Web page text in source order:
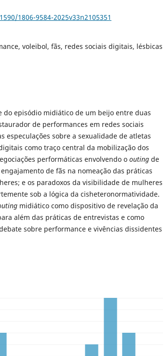
1806-9584-2025v33n2105351
voleibol, fãs, redes sociais digitais, lésbicas
do episódio midiático de um beijo entre duas
de performances em redes sociais
especulações sobre a sexualidade de atletas
como traço central da mobilização dos
performáticas envolvendo o outing de
engajamento de fãs na nomeação das práticas
e os paradoxos da visibilidade de mulheres
sob a lógica da cisheteronormatividade.
midiático como dispositivo de revelação da
além das práticas de entrevistas e como
sobre performance e vivências dissidentes